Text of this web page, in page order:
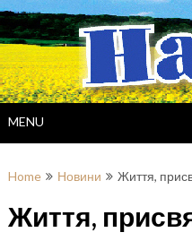
Skip
to
content
MENU
Home Новини Життя,
Життя,